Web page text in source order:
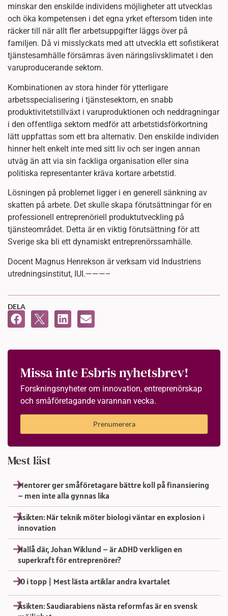
minskar den enskilde individens möjligheter att utvecklas
och öka kompetensen i det egna yrket eftersom tiden inte
räcker till när allt fler arbetsuppgifter läggs över på
familjen. Då vi misslyckats med att utveckla ett sofistikerat
tjänstesamhälle försämras även näringslivsklimatet i den
varuproducerande sektorn.
Kombinationen av stora hinder för ytterligare
arbetsspecialisering i tjänstesektorn, en snabb
produktivitetstillväxt i varuproduktionen och neddragningar
i den offentliga sektorn medför att arbetstidsförkortning
lätt uppfattas som ett bra alternativ. Den enskilde individen
hinner helt enkelt inte med sitt liv och ser ingen annan
utväg än att via sin fackliga organisation eller sina
politiska representanter kräva kortare arbetstid.
Lösningen på problemet ligger i en generell sänkning av
skatten på arbete. Det skulle skapa förutsättningar för en
professionell entreprenöriell produktutveckling på
tjänsteområdet. Detta är en viktig förutsättning för att
Sverige ska bli ett dynamiskt entreprenörssamhälle.
Docent Magnus Henrekson är verksam vid Industriens
utredningsinstitut, IUI.———–
DELA
Missa inte Esbris nyhetsbrev!
Forskningsnyheter om innovation, entreprenörskap
och småföretagande varannan vecka.
Prenumerera
Mest läst
Mentorer ger småföretagare bättre koll på finansiering
– men inte alla gynnas lika
Åsikten: När teknik möter biologi väntar en explosion i
innovation
Hallå där, Johan Wiklund – är ADHD verkligen en
superkraft för entreprenörer?
10 i topp | Mest lästa artiklar andra kvartalet
Åsikten: Saudiarabiens nästa reformfas är en svensk